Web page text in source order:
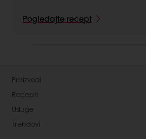
Pogledajte recept
Proizvodi
Recepti
Usluge
Trendovi